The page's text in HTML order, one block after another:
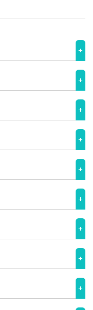
+
+
+
+
+
+
+
+
+